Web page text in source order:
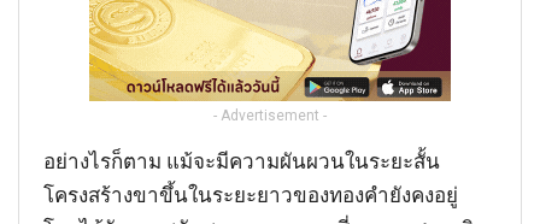
- Advertisement -
อย่างไรก็ตาม แม้จะมีความผันผวนในระยะสั้น
โครงสร้างขาขึ้นในระยะยาวของทองคำยังคงอยู่